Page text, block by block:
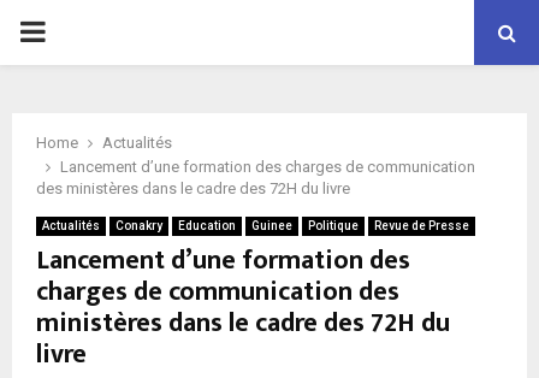
P
M
A
R
Home
Actualités
Lancement d’une formation des charges de communication
des ministères dans le cadre des 72H du livre
Actualités Conakry Education Guinee Politique Revue de Presse
Lancement d’une formation des
charges de communication des
ministères dans le cadre des 72H du
livre